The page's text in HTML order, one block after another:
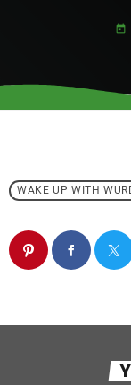
today
WAKE UP WITH